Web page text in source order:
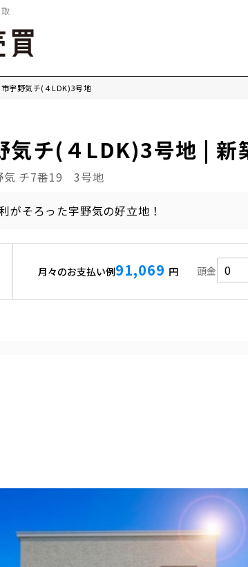
宇野気チ(４LDK)3号地
気チ(４LDK)3号地 | 新
気 チ7番19 3号地
がそろった宇野気の好立地！
月々のお支払い例91,069 円 頭金